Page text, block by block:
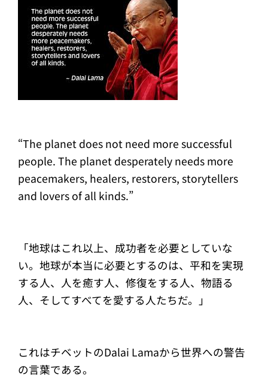
“The planet does not need more successful
people. The planet desperately needs more
peacemakers, healers, restorers, storytellers
and lovers of all kinds.”
「地球はこれ以上、成功者を必要としていな
い。地球が本当に必要とするのは、平和を実現
する人、人を癒す人、修復をする人、物語る
人、そしてすべてを愛する人たちだ。」
これはチベットのDalai Lamaから世界への警告
の言葉である。